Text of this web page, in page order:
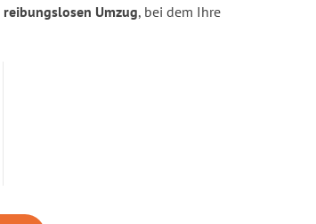
reibungslosen Umzug, bei dem Ihre